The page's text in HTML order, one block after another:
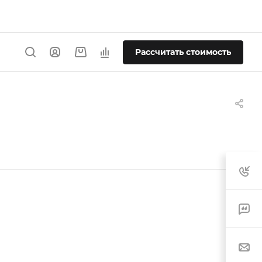
Рассчитать стоимость